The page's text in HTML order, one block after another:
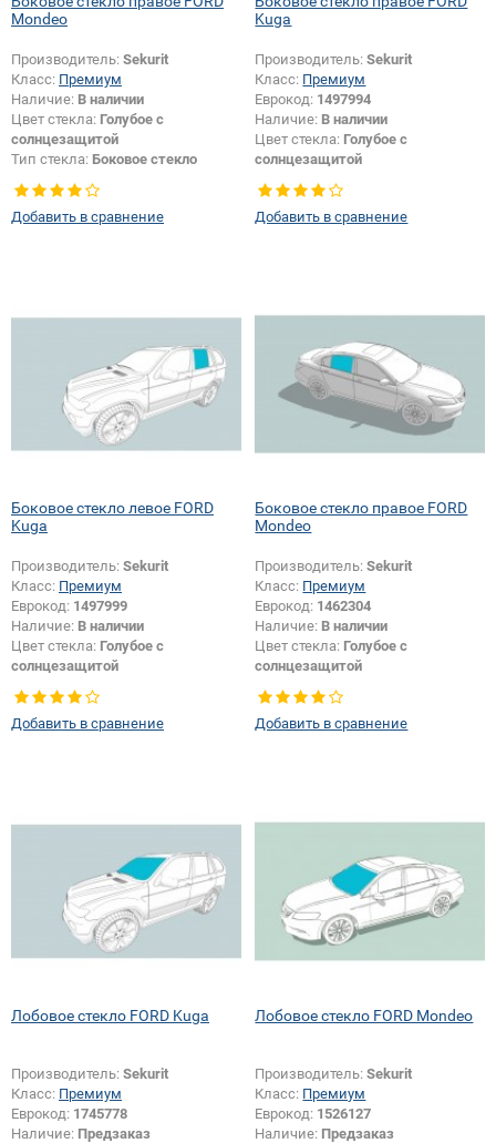
Mondeo
Производитель: Sekurit
Класс: Премиум
Наличие: В наличии
Цвет стекла: Голубое с
солнцезащитой
Тип стекла: Боковое стекло
Изменение размера + логотипа
безопасности:Да
Добавить в сравнение
Kuga
Производитель:Sekurit
Класс: Премиум
Еврокод: 1497994
Наличие: В наличии
Цвет стекла: Голубое с
солнцезащитой
Тип стекла:Боковое стекло
правое
Добавить в сравнение
Боковое стекло левое FORD
Kuga
Производитель: Sekurit
Класс: Премиум
Еврокод: 1497999
Наличие: В наличии
Цвет стекла: Голубое с
солнцезащитой
Тип кузова: Внедорожник
Тип стекла:Боковое стекло левое
Добавить в сравнение
Боковое стекло правое FORD
Mondeo
Производитель:Sekurit
Класс: Премиум
Еврокод: 1462304
Наличие: В наличии
Цвет стекла: Голубое с
солнцезащитой
Тип стекла:Боковое стекло
правое
Добавить в сравнение
Лобовое стекло FORD Kuga
Производитель: Sekurit
Класс: Премиум
Еврокод: 1745778
Наличие: Предзаказ
Лобовое стекло FORD Mondeo
Производитель:Sekurit
Класс: Премиум
Еврокод: 1526127
Наличие: Предзаказ